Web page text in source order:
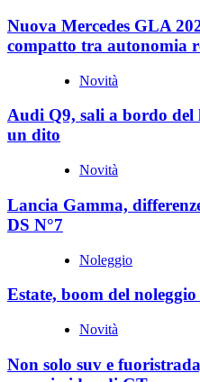
Nuova Mercedes GLA
compatto tra autonomia
Novità
Audi Q9, sali a bordo del
un dito
Novità
Lancia Gamma,
DS N°7
Noleggio
Estate, boom del
Novità
Non solo suv e